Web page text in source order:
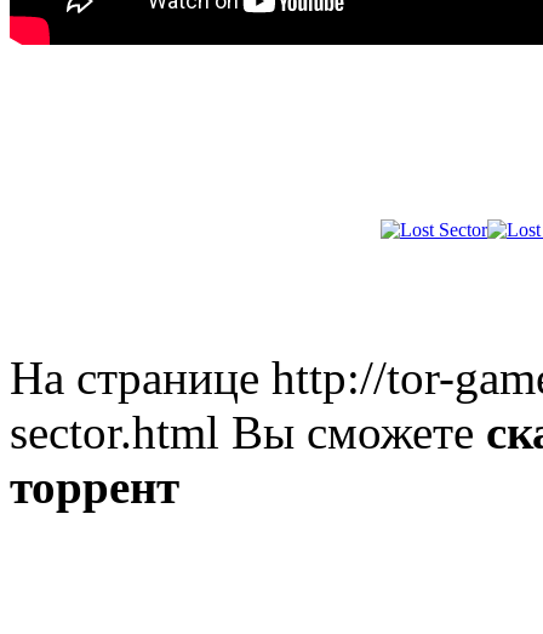
На странице http://tor-
sector.html Вы сможете
торрент